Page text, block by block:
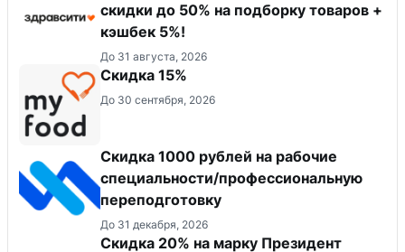
скидки до 50% на подборку товаров +
кэшбек 5%!
До 31 августа, 2026
Скидка 15%
До 30 сентября, 2026
Скидка 1000 рублей на рабочие
специальности/профессиональную
переподготовку
До 31 декабря, 2026
Скидка 20% на марку Президент